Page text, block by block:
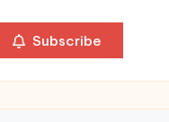
Subscribe